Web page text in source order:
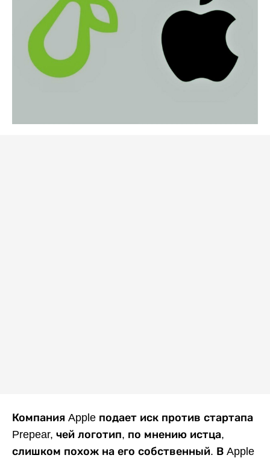
Компания Apple подает иск против стартапа
Prepear, чей логотип, по мнению истца,
слишком похож на его собственный. В Apple